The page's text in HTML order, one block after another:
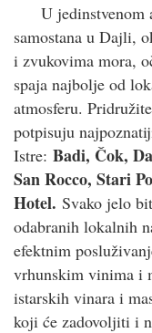
U jedinstvenom
samostana u Dajli,
i zvukovima mora,
spaja najbolje od
atmosferu.
potpisuju
Istre: Badi, Čok,
San Rocco, Stari
Hotel. Svako jelo
odabranih lokalnih
efektnim
vrhunskim vinima i
istarskih vinara i
koji će zadovoljiti i